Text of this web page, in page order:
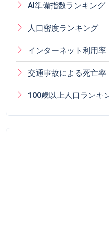
AI準備指数ランキング
人口密度ランキング
インターネット利用率
交通事故による死亡率
100歳以上人口ランキ